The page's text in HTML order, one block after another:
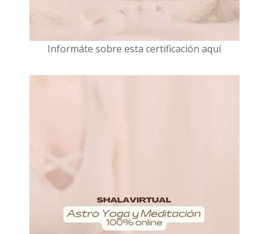
Informáte sobre esta certificación aquí